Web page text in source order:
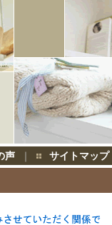
声 ｜ サイトマップ